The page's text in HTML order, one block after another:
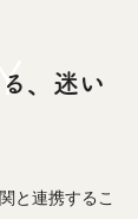
、迷い
と連携するこ